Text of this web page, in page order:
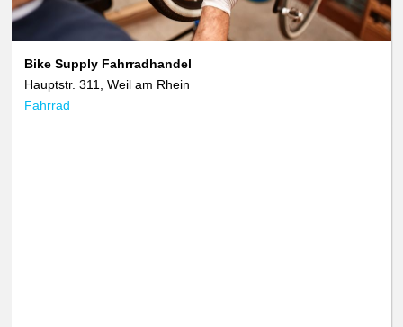
Bike Supply Fahrradhandel
Hauptstr. 311, Weil am Rhein
Fahrrad